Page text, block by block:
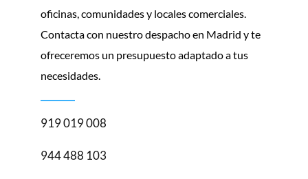
oficinas, comunidades y locales comerciales.
Contacta con nuestro despacho en Madrid y te
ofreceremos un presupuesto adaptado a tus
necesidades.
919 019 008
944 488 103